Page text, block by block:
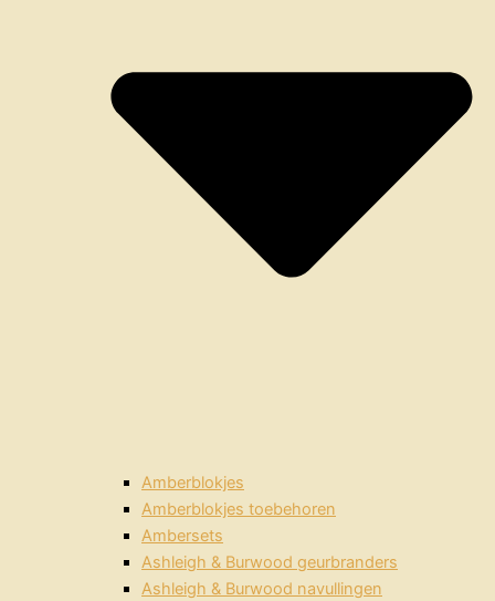
Amberblokjes
Amberblokjes toebehoren
Ambersets
Ashleigh & Burwood geurbranders
Ashleigh & Burwood navullingen